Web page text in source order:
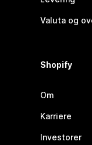
Valuta og
Shopify
Om
Karriere
Investorer